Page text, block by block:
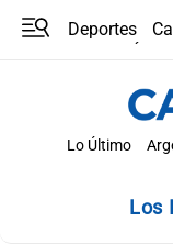
Deportes
Lo Último
Los